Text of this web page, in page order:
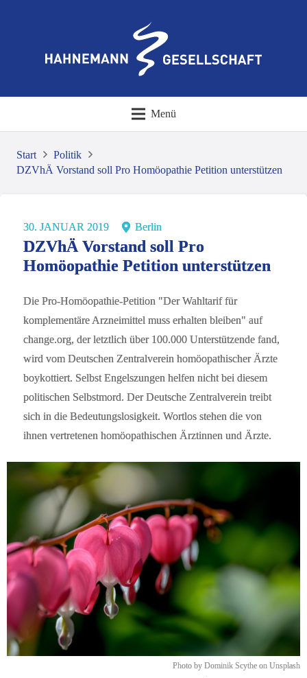
Menü
Start
Politik
DZVhÄ Vorstand soll Pro Homöopathie Petition unterstützen
30. JANUAR 2019 Berlin
DZVhÄ Vorstand soll Pro
Homöopathie Petition unterstützen
Die Pro-Homöopathie-Petition "Der Wahltarif für
komplementäre Arzneimittel muss erhalten bleiben" auf
change.org, der letztlich über 100.000 Unterstützende fand,
wird vom Deutschen Zentralverein homöopathischer Ärzte
boykottiert. Selbst Engelszungen helfen nicht bei diesem
politischen Selbstmord. Der Deutsche Zentralverein treibt
sich in die Bedeutungslosigkeit. Wortlos stehen die von
ihnen vertretenen homöopathischen Ärztinnen und Ärzte.
Photo by Dominik Scythe on Unsplash